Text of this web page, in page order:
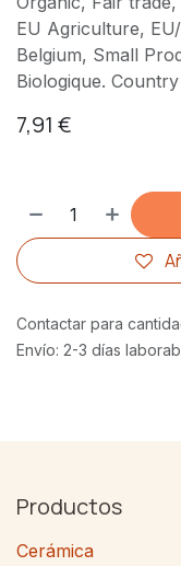
EU Agriculture,
Belgium, Small
Biologique.
7,91 €
Contactar para
Envío: 2-3 días
Productos
Cerámica